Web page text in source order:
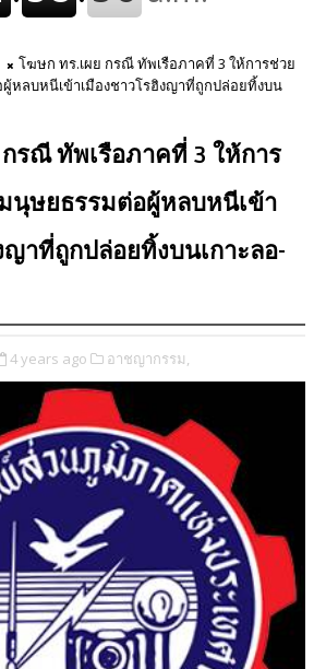
โฆษก ทร.เผย กรณี ทัพเรือภาคที่ 3 ให้การช่วย
หลบหนีเข้าเมืองชาวโรฮิงญาที่ถูกปล่อยทิ้งบน
รณี ทัพเรือภาคที่ 3 ให้การ
นุษยธรรมต่อผู้หลบหนีเข้า
ญาที่ถูกปล่อยทิ้งบนเกาะลอ-
4 years ago อาชญากรรม,